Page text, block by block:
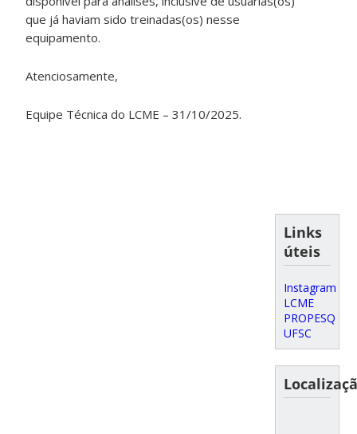
que já haviam sido treinadas(os) nesse
equipamento.
Atenciosamente,
Equipe Técnica do LCME – 31/10/2025.
Links
úteis
Instagram
LCME
PROPESQ
UFSC